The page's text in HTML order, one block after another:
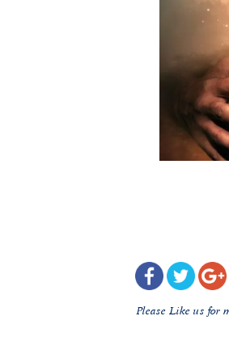
Please Like us for